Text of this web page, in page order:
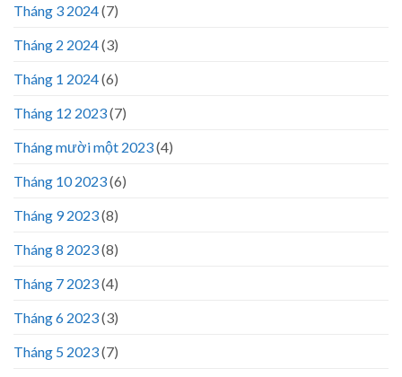
Tháng 3 2024(7)
Tháng 2 2024(3)
Tháng 1 2024(6)
Tháng 12 2023(7)
Tháng mười một 2023(4)
Tháng 10 2023(6)
Tháng 9 2023(8)
Tháng 8 2023(8)
Tháng 7 2023(4)
Tháng 6 2023(3)
Tháng 5 2023(7)